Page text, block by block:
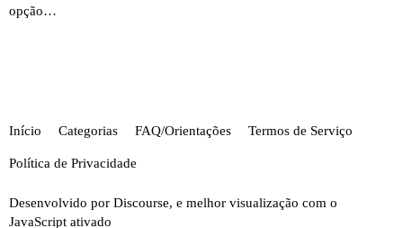
opção…
Início Categorias FAQ/Orientações Termos de Serviço
Política de Privacidade
Desenvolvido por Discourse, e melhor visualização com o
JavaScript ativado